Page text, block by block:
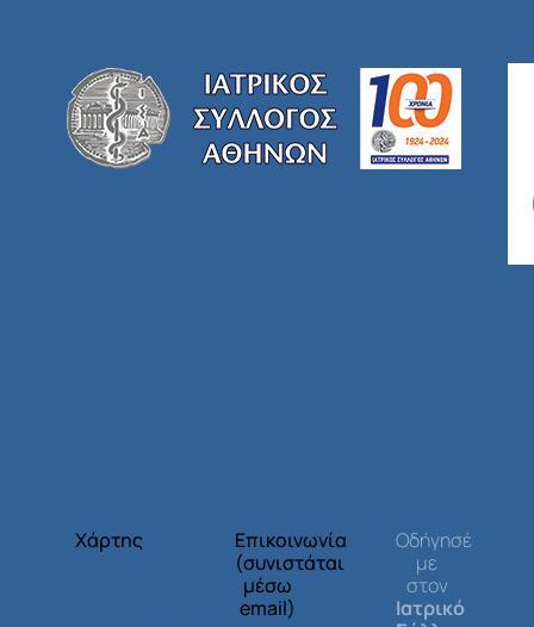
Χάρτης
Επικοινωνία
(συνιστάται
μέσω
email)
Οδήγησέ
με
στον
Ιατρικό